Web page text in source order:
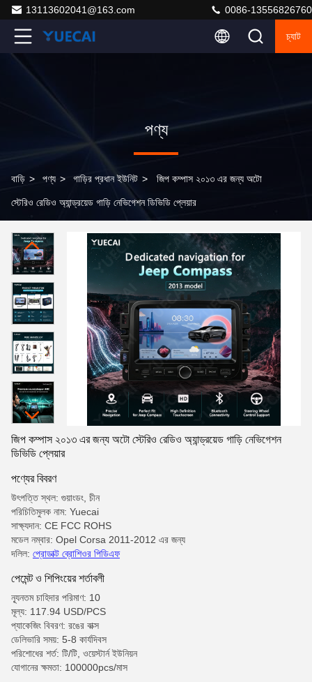
13113602041@163.com 0086-13556826760
চ্যাট
পণ্য
বাড়ি > পণ্য > গাড়ির প্রধান ইউনিট > জিপ কম্পাস ২০১৩ এর জন্য অটো
স্টেরিও রেডিও অ্যান্ড্রয়েড গাড়ি নেভিগেশন ডিভিডি প্লেয়ার
জিপ কম্পাস ২০১৩ এর জন্য অটো স্টেরিও রেডিও অ্যান্ড্রয়েড গাড়ি নেভিগেশন
ডিভিডি প্লেয়ার
পণ্যের বিবরণ
উৎপত্তি স্থল: গুয়াংডং, চীন
পরিচিতিমুলক নাম: Yuecai
সাক্ষ্যদান: CE FCC ROHS
মডেল নম্বার: Opel Corsa 2011-2012 এর জন্য
দলিল: প্রোডাক্ট ব্রোশিওর পিডিএফ
পেমেন্ট ও শিপিংয়ের শর্তাবলী
ন্যূনতম চাহিদার পরিমাণ: 10
মূল্য: 117.94 USD/PCS
প্যাকেজিং বিবরণ: রঙের বাক্স
ডেলিভারি সময়: 5-8 কার্যদিবস
পরিশোধের শর্ত: টি/টি, ওয়েস্টার্ন ইউনিয়ন
যোগানের ক্ষমতা: 100000pcs/মাস